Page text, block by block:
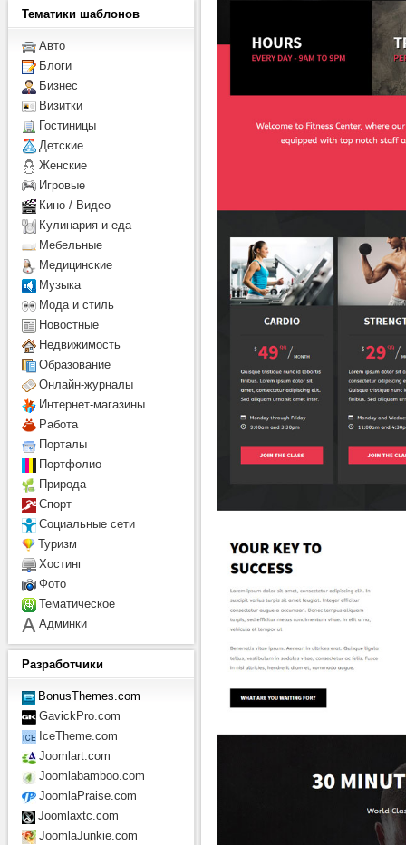
Тематики шаблонов
Авто
Блоги
Бизнес
Визитки
Гостиницы
Детcкие
Женские
Игровые
Кино / Видео
Кулинария и еда
Мебельные
Медицинские
Музыка
Мода и стиль
Новостные
Недвижимость
Образование
Онлайн-журналы
Интернет-магазины
Работа
Порталы
Портфолио
Природа
Спорт
Социальные сети
Туризм
Хостинг
Фото
Тематическое
Админки
Разработчики
BonusThemes.com
GavickPro.com
IceTheme.com
Joomlart.com
Joomlabamboo.com
JoomlaPraise.com
Joomlaxtc.com
JoomlaJunkie.com